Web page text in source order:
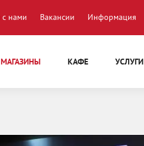
с нами Вакансии Информация
МАГАЗИНЫ КАФЕ УСЛУГИ